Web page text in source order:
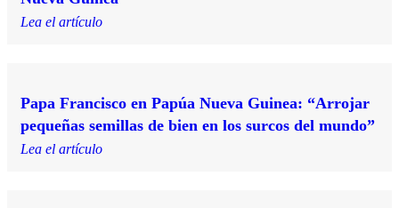
Lea el artículo
Papa Francisco en Papúa Nueva Guinea: “Arrojar
pequeñas semillas de bien en los surcos del mundo”
Lea el artículo